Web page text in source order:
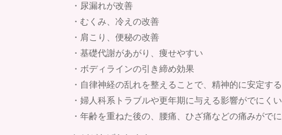
・尿漏れが改善
・むくみ、冷えの改善
・肩こり、便秘の改善
・基礎代謝があがり、痩せやすい
・ボディラインの引き締め効果
・自律神経の乱れを整えることで、精神的に安定する
・婦人科系トラブルや更年期に与える影響がでにくい
・年齢を重ねた後の、腰痛、ひざ痛などの痛みがで